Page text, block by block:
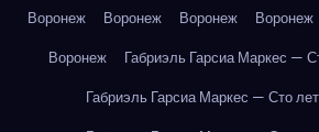
Воронеж
Воронеж Воронеж Воронеж
Воронеж
Габриэль Гарсиа Маркес —
Габриэль Гарсиа Маркес — Сто